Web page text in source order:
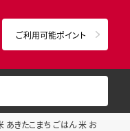
ご利用可能ポイント
きたこまち ごはん 米 お